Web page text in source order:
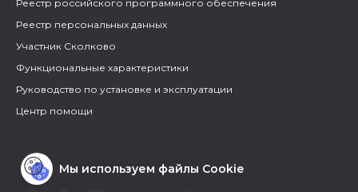
Реестр российского программного обеспечения
Реестр персональных данных
Участник Сколково
Функциональные характеристики
Руководство по установке и эксплуатации
Центр помощи
Мы используем файлы Cookie